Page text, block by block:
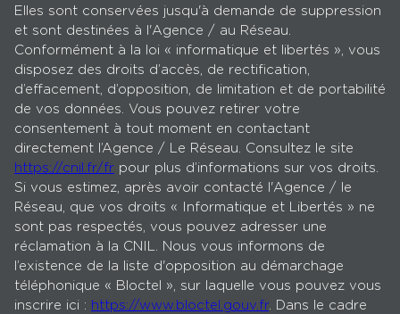
Elles sont conservées jusqu'à demande de suppression
et sont destinées à l'Agence / au Réseau.
Conformément à la loi « informatique et libertés », vous
disposez des droits d’accès, de rectification,
d’effacement, d’opposition, de limitation et de portabilité
de vos données. Vous pouvez retirer votre
consentement à tout moment en contactant
directement l’Agence / Le Réseau. Consultez le site
https://cnil.fr/fr pour plus d’informations sur vos droits.
Si vous estimez, après avoir contacté l'Agence / le
Réseau, que vos droits « Informatique et Libertés » ne
sont pas respectés, vous pouvez adresser une
réclamation à la CNIL. Nous vous informons de
l’existence de la liste d'opposition au démarchage
téléphonique « Bloctel », sur laquelle vous pouvez vous
inscrire ici : https://www.bloctel.gouv.fr. Dans le cadre